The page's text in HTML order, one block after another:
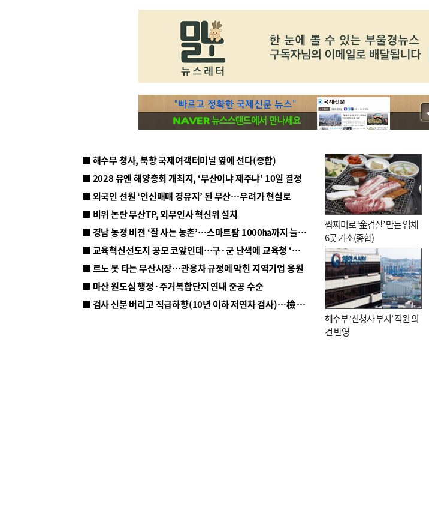
■ 해수부 청사, 북항 국제여객터미널 옆에 선다(종합)
■ 2028 유엔 해양총회 개최지, ‘부산이냐 제주냐’ 10일 결정
■ 외국인 선원 ‘인신매매 경유지’ 된 부산…우려가 현실로
■ 비위 논란 부산TP, 외부인사 혁신위 설치
■ 경남 농정 비전 ‘잘 사는 농촌’…스마트팜 1000㏊까지 늘린다
■ 교육혁신선도지 공모 코앞인데…구·군 난색에 교육청 ‘쩔쩔’
■ 르노 못 타는 부산시장…관용차 규정에 막힌 지역기업 응원
■ 마산 원도심 행정·주거복합단지 연내 준공 수순
■ 검사 신분 버리고 직급하향(10년 이하 저연차 검사)…檢 중수청행 기피
짬짜미로 ‘金겹살’ 만든 업체
6곳 기소(종합)
해수부 ‘신청사 부지’ 직원 의
견 반영